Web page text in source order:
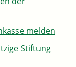
melden
Stiftung